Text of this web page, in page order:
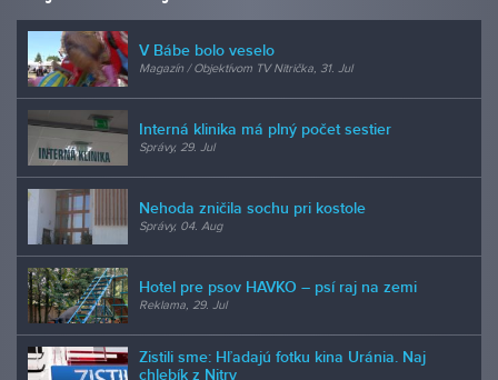
V Bábe bolo veselo
Magazín / Objektívom TV Nitrička, 31. Jul
Interná klinika má plný počet sestier
Správy, 29. Jul
Nehoda zničila sochu pri kostole
Správy, 04. Aug
Hotel pre psov HAVKO – psí raj na zemi
Reklama, 29. Jul
Zistili sme: Hľadajú fotku kina Uránia. Naj
chlebík z Nitry